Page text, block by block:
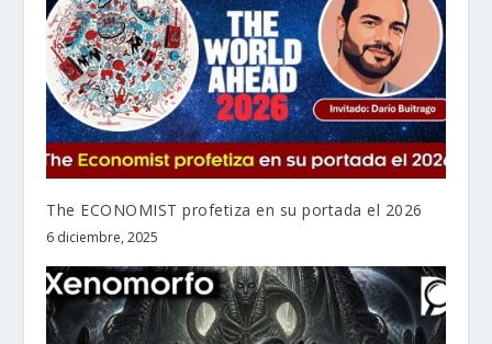
The ECONOMIST profetiza en su portada el 2026
6 diciembre, 2025